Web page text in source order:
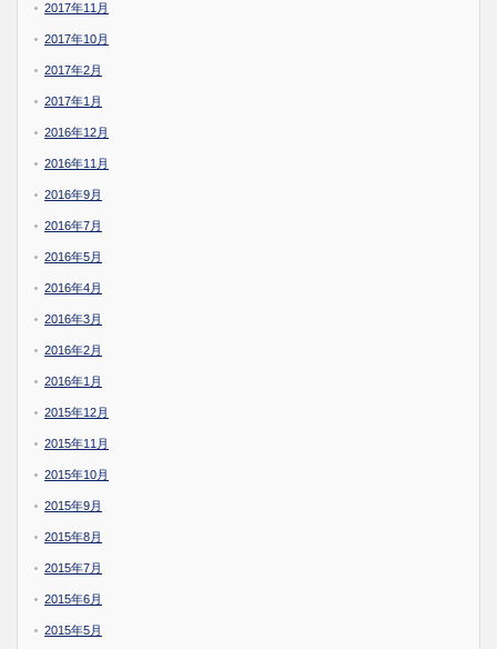
2017年11月
2017年10月
2017年2月
2017年1月
2016年12月
2016年11月
2016年9月
2016年7月
2016年5月
2016年4月
2016年3月
2016年2月
2016年1月
2015年12月
2015年11月
2015年10月
2015年9月
2015年8月
2015年7月
2015年6月
2015年5月